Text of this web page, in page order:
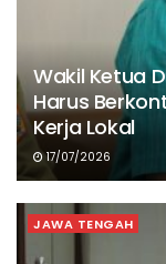
Wakil Ketua
Harus
Kerja Lokal
17/07/2026
JAWA TENGAH